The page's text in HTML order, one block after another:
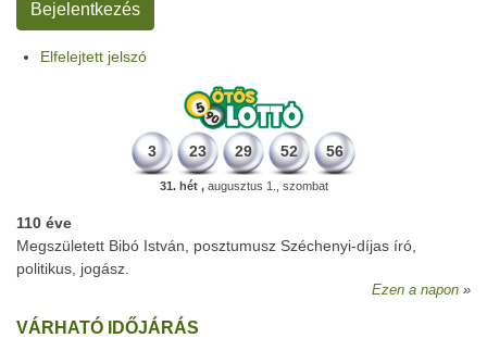
Elfelejtett jelszó
3 23 29 52 56
31. hét ,augusztus 1., szombat
110 éve
Megszületett Bibó István, posztumusz Széchenyi-díjas író,
politikus, jogász.
Ezen a napon
VÁRHATÓ IDŐJÁRÁS